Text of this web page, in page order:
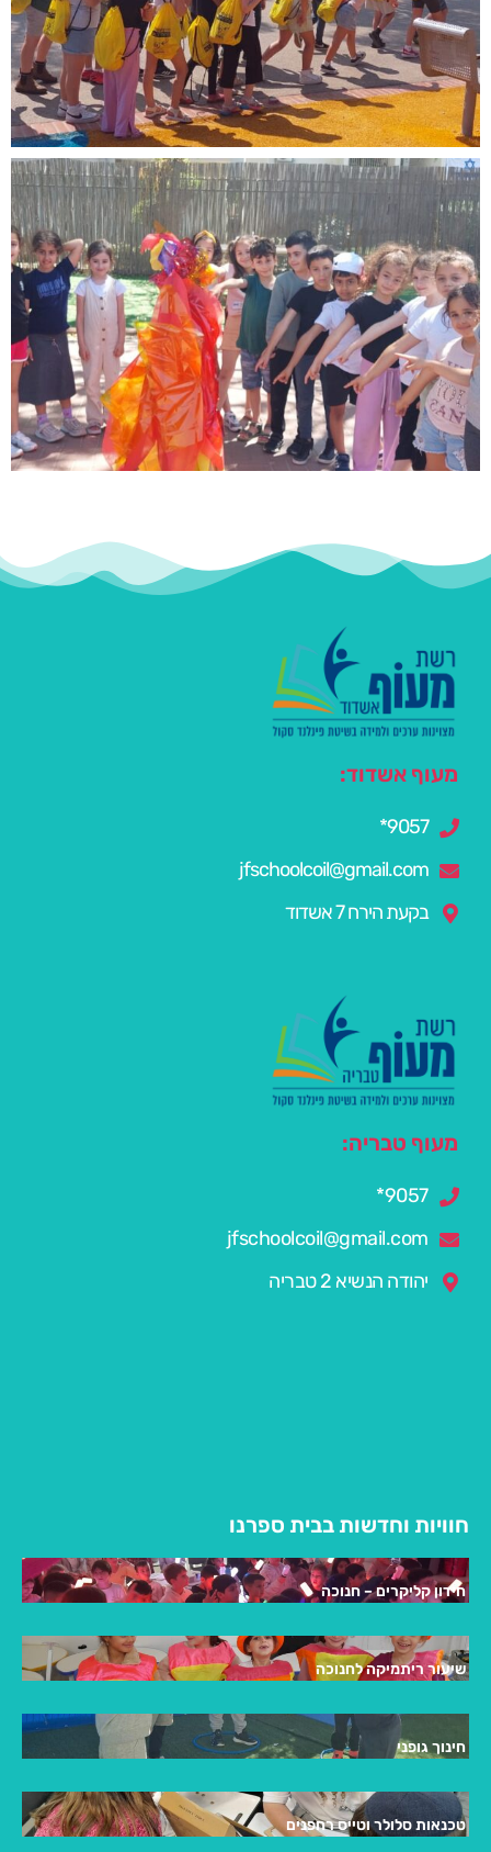
מעוף אשדוד:
9057*
jfschoolcoil@gmail.com
בקעת הירח 7 אשדוד
מעוף טבריה:
9057*
jfschoolcoil@gmail.com
יהודה הנשיא 2 טבריה
חוויות וחדשות בבית ספרנו
חידון קליקרים – חנוכה
שיעור ריתמיקה לחנוכה
חינוך גופני
טכנאות סלולר וטייס רחפנים